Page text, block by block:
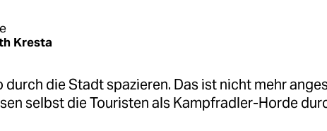
Kresta
durch die Stadt spazieren. Das ist nicht mehr
selbst die Touristen als Kampfradler-Horde